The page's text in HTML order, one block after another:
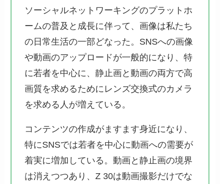
ソーシャルネットワーキングのプラットホ
ームの普及と成長に伴って、画像は私たち
の日常生活の一部どなった。SNSへの画像
や動画のアップロードが一般的になり、特
に若者を中心に、静止画と動画の両方で高
画質を求めるためにレンズ交換式のカメラ
を求める人が増えている。
コンテンツの作成がますます身近になり、
特にSNSでは若者を中心に動画への需要が
着実に増加している。動画と静止画の境界
は消えつつあり、Z 30は動画撮影だけでな